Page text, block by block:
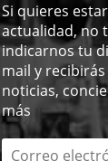
Si quieres
actualidad, no
indicarnos tu
mail y
noticias,
más